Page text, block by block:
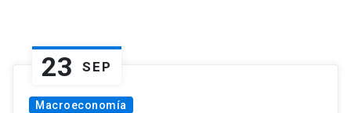
23 SEP
Macroeconomía